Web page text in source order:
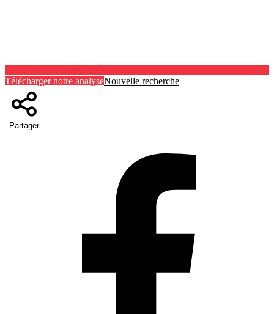
Télécharger notre analyseNouvelle recherche
Partager